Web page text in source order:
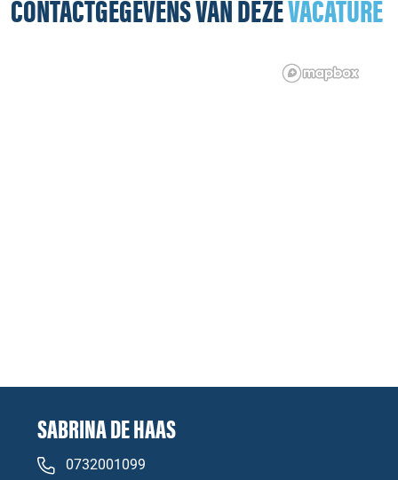
CONTACTGEGEVENS VAN DEZEVACATURE
SABRINA DE HAAS
0732001099